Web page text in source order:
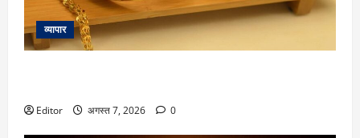
व्यापार
Editor अगस्त 7, 2026 0